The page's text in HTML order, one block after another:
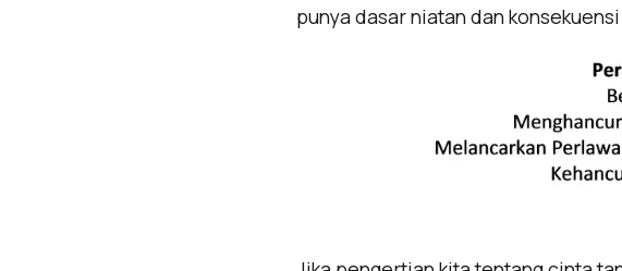
punya dasar niatan dan